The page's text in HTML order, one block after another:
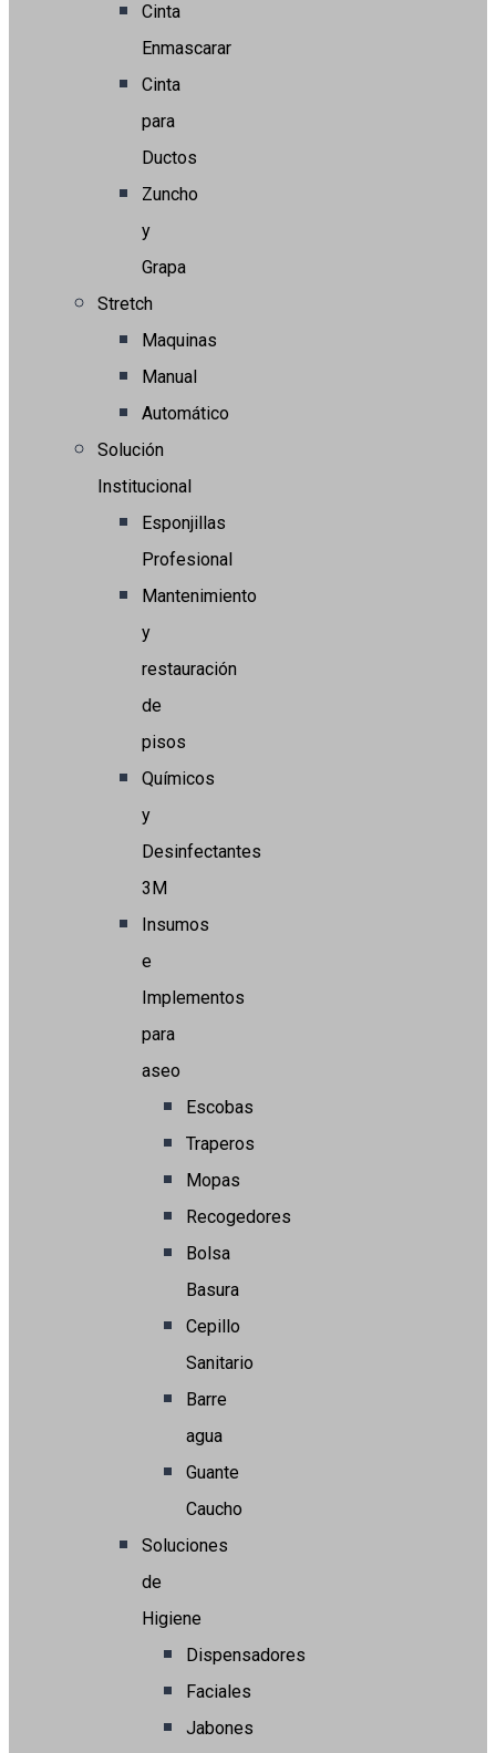
Cinta
Enmascarar
Cinta
para
Ductos
Zuncho
y
Grapa
Stretch
Maquinas
Manual
Automático
Solución
Institucional
Esponjillas
Profesional
Mantenimiento
y
restauración
de
pisos
Químicos
y
Desinfectantes
3M
Insumos
e
Implementos
para
aseo
Escobas
Traperos
Mopas
Recogedores
Bolsa
Basura
Cepillo
Sanitario
Barre
agua
Guante
Caucho
Soluciones
de
Higiene
Dispensadores
Faciales
Jabones